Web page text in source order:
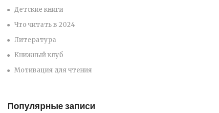
Детские книги
Что читать в 2024
Литература
Книжный клуб
Мотивация для чтения
Популярные записи